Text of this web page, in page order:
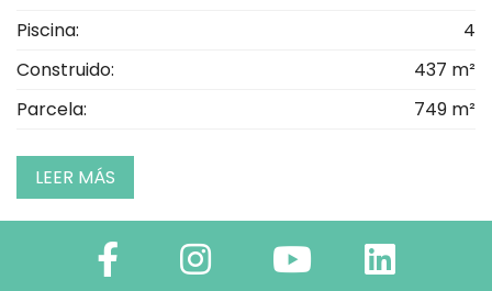
Piscina:
4
Construido:
437 m²
Parcela:
749 m²
LEER MÁS